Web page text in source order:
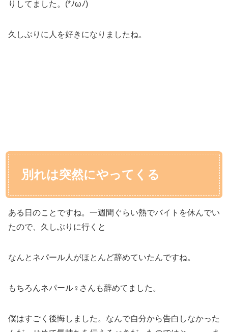
りしてました。(*ﾉωﾉ)
久しぶりに人を好きになりましたね。
別れは突然にやってくる
ある日のことですね。一週間ぐらい熱でバイトを休んでい
たので、久しぶりに行くと
なんとネパール人がほとんど辞めていたんですね。
もちろんネパール♀さんも辞めてました。
僕はすごく後悔しました。なんで自分から告白しなかった